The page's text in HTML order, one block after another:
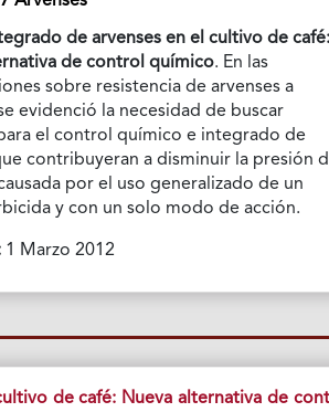
de arvenses en el cultivo de
de control químico. En las
sobre resistencia de arvenses a
evidenció la necesidad de buscar
el control químico e integrado de
contribuyeran a disminuir la presión
por el uso generalizado de un
y con un solo modo de acción.
1 Marzo 2012
de café: Nueva alternativa de